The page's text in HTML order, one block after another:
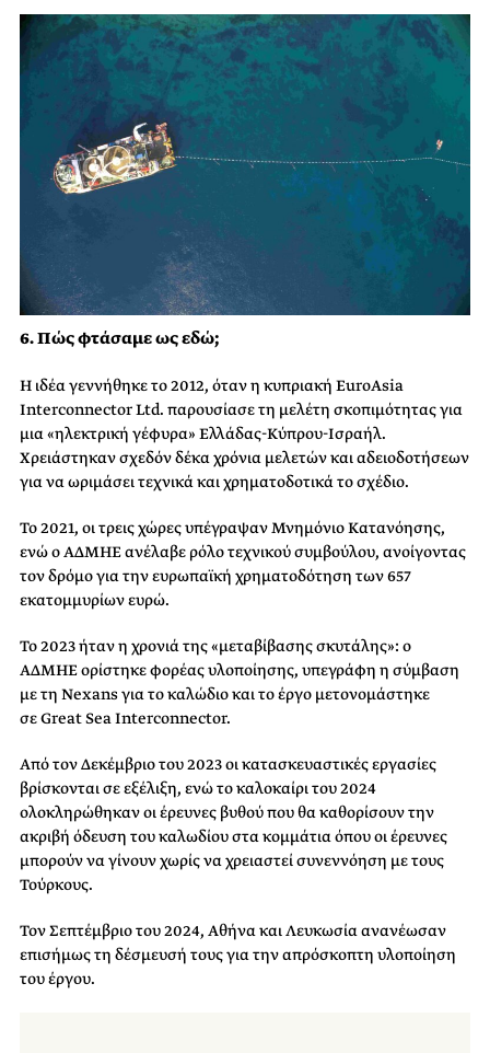
6.Πώς φτάσαμε ως εδώ;
Η ιδέα γεννήθηκε το 2012, όταν η κυπριακή EuroAsia
Interconnector Ltd. παρουσίασε τη μελέτη σκοπιμότητας για
μια «ηλεκτρική γέφυρα» Ελλάδας-Κύπρου-Ισραήλ.
Χρειάστηκαν σχεδόν δέκα χρόνια μελετών και αδειοδοτήσεων
για να ωριμάσει τεχνικά και χρηματοδοτικά το σχέδιο.
Το 2021, οι τρεις χώρες υπέγραψαν Μνημόνιο Κατανόησης,
ενώ ο ΑΔΜΗΕ ανέλαβε ρόλο τεχνικού συμβούλου, ανοίγοντας
τον δρόμο για την ευρωπαϊκή χρηματοδότηση των 657
εκατομμυρίων ευρώ.
Το 2023 ήταν η χρονιά της «μεταβίβασης σκυτάλης»: ο
ΑΔΜΗΕ ορίστηκε φορέας υλοποίησης, υπεγράφη η σύμβαση
με τη Nexans για το καλώδιο και το έργο μετονομάστηκε
σε Great Sea Interconnector.
Από τον Δεκέμβριο του 2023 οι κατασκευαστικές εργασίες
βρίσκονται σε εξέλιξη, ενώ το καλοκαίρι του 2024
ολοκληρώθηκαν οι έρευνες βυθού που θα καθορίσουν την
ακριβή όδευση του καλωδίου στα κομμάτια όπου οι έρευνες
μπορούν να γίνουν χωρίς να χρειαστεί συνεννόηση με τους
Τούρκους.
Τον Σεπτέμβριο του 2024, Αθήνα και Λευκωσία ανανέωσαν
επισήμως τη δέσμευσή τους για την απρόσκοπτη υλοποίηση
του έργου.